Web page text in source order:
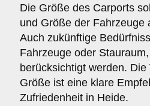
Die Größe des Carports
und Größe der Fahrzeuge
Auch zukünftige
Fahrzeuge oder
berücksichtigt werden.
Größe ist eine klare
Zufriedenheit in Heide.